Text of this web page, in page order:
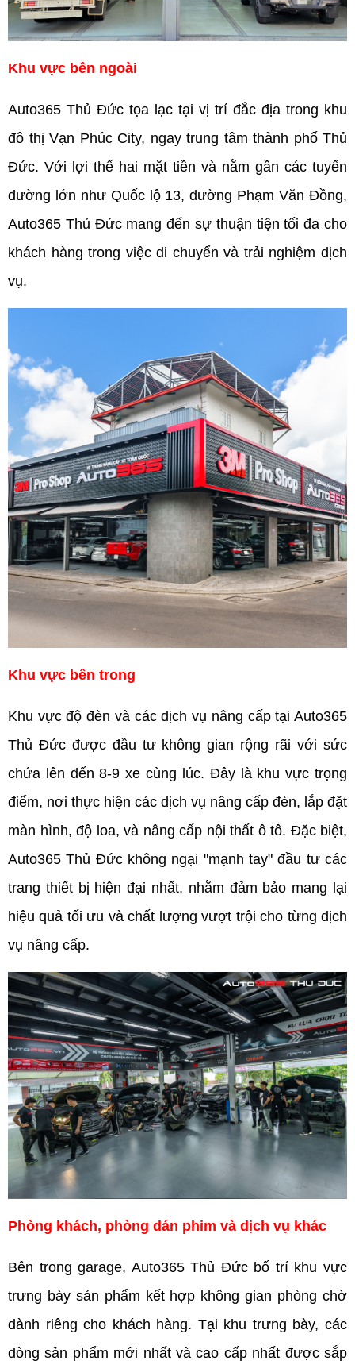
Khu vực bên ngoài
Auto365 Thủ Đức tọa lạc tại vị trí đắc địa trong khu
đô thị Vạn Phúc City, ngay trung tâm thành phố Thủ
Đức. Với lợi thế hai mặt tiền và nằm gần các tuyến
đường lớn như Quốc lộ 13, đường Phạm Văn Đồng,
Auto365 Thủ Đức mang đến sự thuận tiện tối đa cho
khách hàng trong việc di chuyển và trải nghiệm dịch
vụ.
Khu vực bên trong
Khu vực độ đèn và các dịch vụ nâng cấp tại Auto365
Thủ Đức được đầu tư không gian rộng rãi với sức
chứa lên đến 8-9 xe cùng lúc. Đây là khu vực trọng
điểm, nơi thực hiện các dịch vụ nâng cấp đèn, lắp đặt
màn hình, độ loa, và nâng cấp nội thất ô tô. Đặc biệt,
Auto365 Thủ Đức không ngại "mạnh tay" đầu tư các
trang thiết bị hiện đại nhất, nhằm đảm bảo mang lại
hiệu quả tối ưu và chất lượng vượt trội cho từng dịch
vụ nâng cấp.
Phòng khách, phòng dán phim và dịch vụ khác
Bên trong garage, Auto365 Thủ Đức bố trí khu vực
trưng bày sản phẩm kết hợp không gian phòng chờ
dành riêng cho khách hàng. Tại khu trưng bày, các
dòng sản phẩm mới nhất và cao cấp nhất được sắp